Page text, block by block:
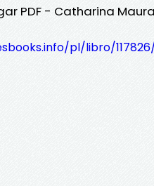
PDF - Catharina Maura
pl/libro/